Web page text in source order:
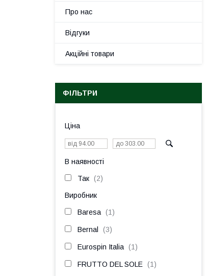
Про нас
Відгуки
Акційні товари
ФІЛЬТРИ
Ціна
В наявності
Так 2
Виробник
Baresa 1
Bernal 3
Eurospin Italia 1
FRUTTO DEL SOLE 1